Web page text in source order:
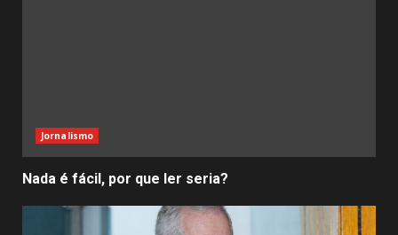
Jornalismo
Nada é fácil, por que ler seria?